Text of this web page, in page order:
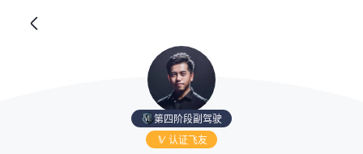
第四阶段副驾驶
认证飞友